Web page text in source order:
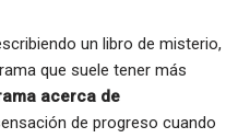
un libro de misterio,
que suele tener más
acerca de
de progreso cuando